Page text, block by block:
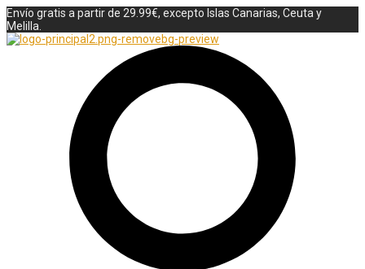
Envío gratis a partir de 29.99€, excepto Islas Canarias, Ceuta y
Melilla.